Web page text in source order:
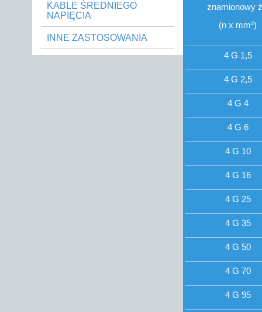
KABLE ŚREDNIEGO
NAPIĘCIA
INNE ZASTOSOWANIA
znamionowy
(n x mm²)
4 G 1,5
4 G 2,5
4 G 4
4 G 6
4 G 10
4 G 16
4 G 25
4 G 35
4 G 50
4 G 70
4 G 95